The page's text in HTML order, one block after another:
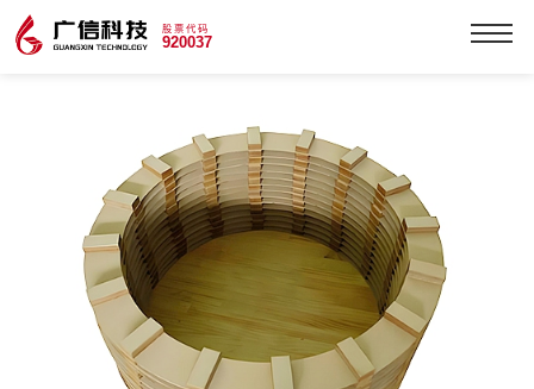
股票代码
920037